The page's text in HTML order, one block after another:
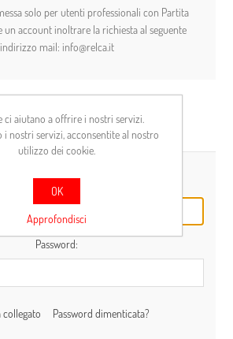
solo per utenti professionali con Partita
un account inoltrare la richiesta al seguente
indirizzo mail: info@relca.it
già registrato
E-mail:
Password:
collegato Password dimenticata?
ci aiutano a offrire i nostri servizi.
i nostri servizi, acconsentite al nostro
utilizzo dei cookie.
OK
Approfondisci